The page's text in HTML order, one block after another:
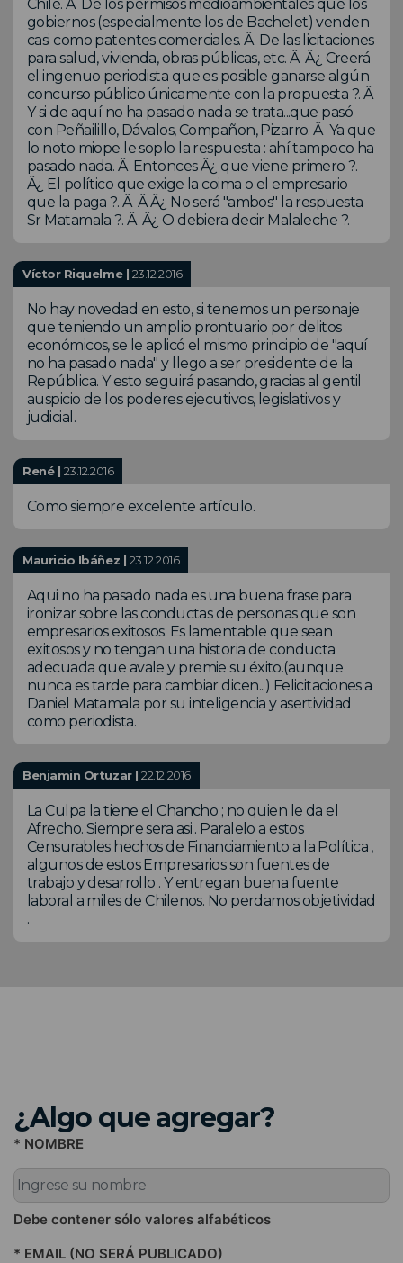
Chile. Â De los permisos medioambientales que los
gobiernos (especialmente los de Bachelet) venden
casi como patentes comerciales. Â De las licitaciones
para salud, vivienda, obras públicas, etc. Â Â¿ Creerá
el ingenuo periodista que es posible ganarse algún
concurso público únicamente con la propuesta ?. Â
Y si de aquí no ha pasado nada se trata...que pasó
con Peñailillo, Dávalos, Compañon, Pizarro. Â Ya que
lo noto miope le soplo la respuesta : ahí tampoco ha
pasado nada. Â Entonces Â¿ que viene primero ?.
Â¿ El político que exige la coima o el empresario
que la paga ?. Â Â Â¿ No será "ambos" la respuesta
Sr Matamala ?. Â Â¿ O debiera decir Malaleche ?.
Víctor Riquelme | 23.12.2016
No hay novedad en esto, si tenemos un personaje
que teniendo un amplio prontuario por delitos
económicos, se le aplicó el mismo principio de "aquí
no ha pasado nada" y llego a ser presidente de la
República. Y esto seguirá pasando, gracias al gentil
auspicio de los poderes ejecutivos, legislativos y
judicial.
René | 23.12.2016
Como siempre excelente artículo.
Mauricio Ibáñez | 23.12.2016
Aqui no ha pasado nada es una buena frase para
ironizar sobre las conductas de personas que son
empresarios exitosos. Es lamentable que sean
exitosos y no tengan una historia de conducta
adecuada que avale y premie su éxito.(aunque
nunca es tarde para cambiar dicen...) Felicitaciones a
Daniel Matamala por su inteligencia y asertividad
como periodista.
Benjamin Ortuzar |22.12.2016
La Culpa la tiene el Chancho ; no quien le da el
Afrecho. Siempre sera asi . Paralelo a estos
Censurables hechos de Financiamiento a la Política ,
algunos de estos Empresarios son fuentes de
trabajo y desarrollo . Y entregan buena fuente
laboral a miles de Chilenos. No perdamos objetividad
.
¿Algo que agregar?
* NOMBRE
Debe contener sólo valores alfabéticos
* EMAIL (NO SERÁ PUBLICADO)